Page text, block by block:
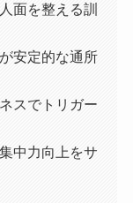
面を整える訓
安定的な通所
スでトリガー
中力向上をサ